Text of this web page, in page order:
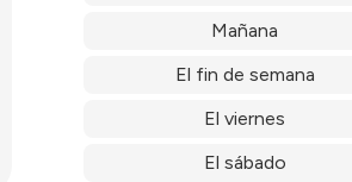
Mañana
El fin de semana
El viernes
El sábado